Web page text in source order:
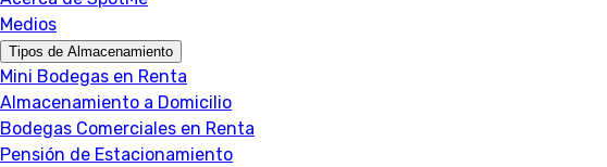
Medios
Tipos de Almacenamiento
Mini Bodegas en Renta
Almacenamiento a Domicilio
Bodegas Comerciales en Renta
Pensión de Estacionamiento